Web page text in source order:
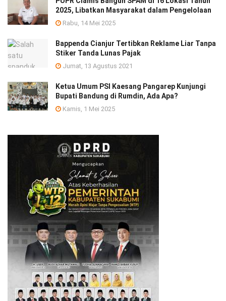
2025, Libatkan Masyarakat dalam Pengelolaan
Rabu, 14 Mei 2025
Bappenda Cianjur Tertibkan Reklame Liar Tanpa
Stiker Tanda Lunas Pajak
Jumat, 13 Agustus 2021
Ketua Umum PSI Kaesang Pangarep Kunjungi
Bupati Bandung di Rumdin, Ada Apa?
Kamis, 1 Mei 2025